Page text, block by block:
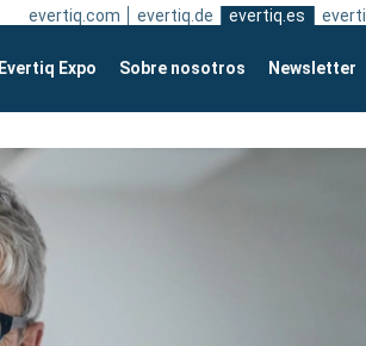
evertiq.com evertiq.de evertiq.es
Evertiq Expo Sobre nosotros Newsletter